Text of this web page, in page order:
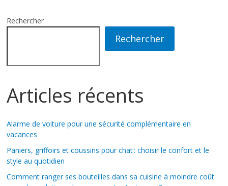
Rechercher
Rechercher
Articles récents
Alarme de voiture pour une sécurité complémentaire en
vacances
Paniers, griffoirs et coussins pour chat : choisir le confort et le
style au quotidien
Comment ranger ses bouteilles dans sa cuisine à moindre coût